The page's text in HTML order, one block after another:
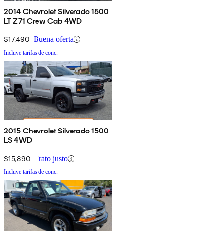
2014 Chevrolet Silverado 1500
LT Z71 Crew Cab 4WD
$17,490 Buena oferta
Incluye tarifas de conc.
2015 Chevrolet Silverado 1500
LS 4WD
$15,890 Trato justo
Incluye tarifas de conc.